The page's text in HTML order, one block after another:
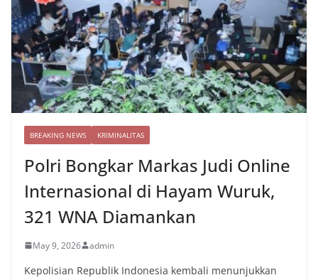
BREAKING NEWS KRIMINALITAS
Polri Bongkar Markas Judi Online
Internasional di Hayam Wuruk,
321 WNA Diamankan
May 9, 2026 admin
Kepolisian Republik Indonesia kembali menunjukkan